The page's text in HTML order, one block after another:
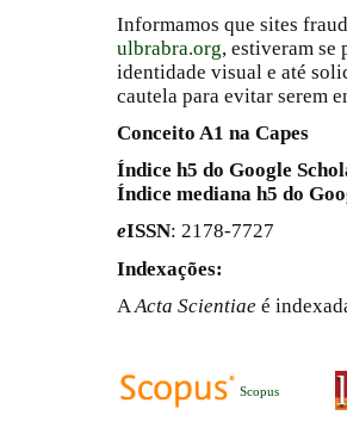
Informamos que sites
ulbrabra.org, estiveram se
identidade visual e até
cautela para evitar serem
Conceito A1 na Capes
Índice h5 do Google
Índice mediana h5 do
eISSN: 2178-7727
Indexações:
AActa Scientiae é
Scopus